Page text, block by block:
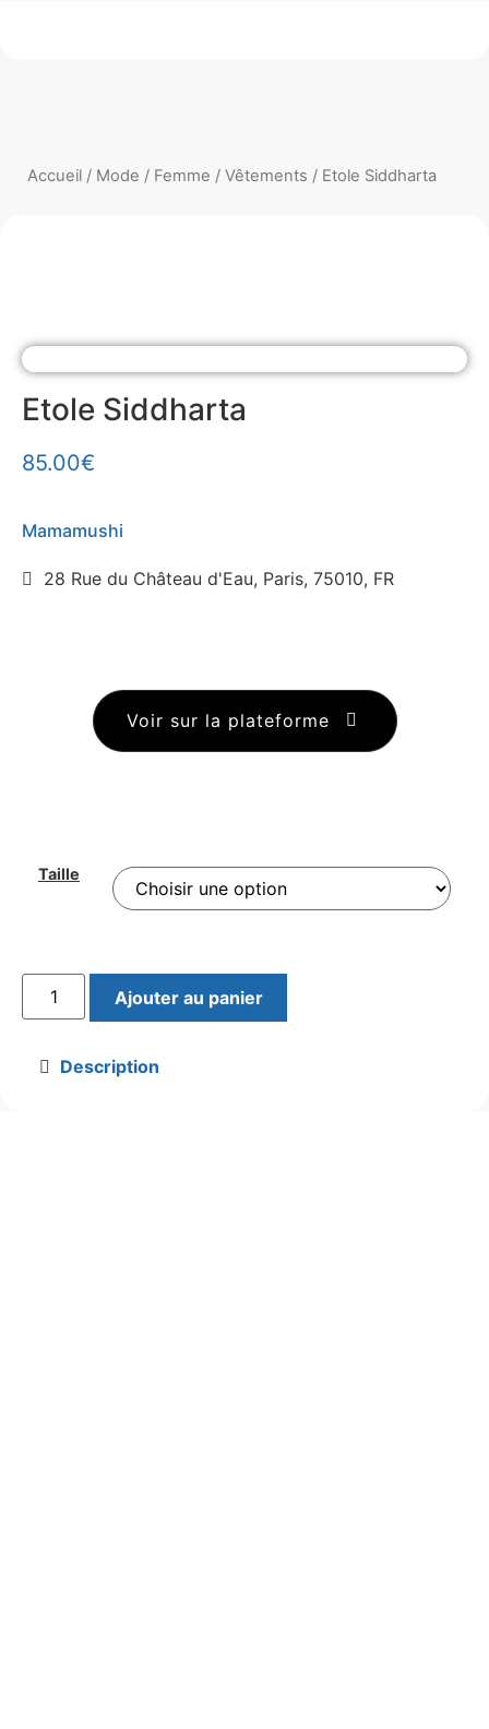
Accueil / Mode / Femme / Vêtements / Etole Siddharta
Etole Siddharta
85.00€
Mamamushi
28 Rue du Château d'Eau, Paris, 75010, FR
Voir sur la plateforme
Taille
Ajouter au panier
Description